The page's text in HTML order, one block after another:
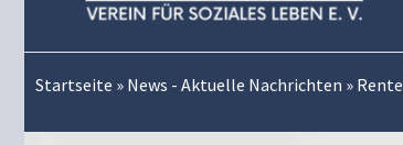
Startseite » News - Aktuelle Nachrichten » Rente